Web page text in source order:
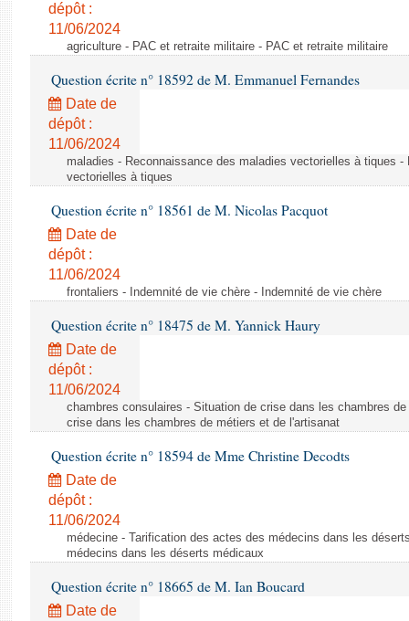
dépôt :
11/06/2024
agriculture - PAC et retraite militaire - PAC et retraite militaire
Question écrite n° 18592 de M. Emmanuel Fernandes
Date de
dépôt :
11/06/2024
maladies - Reconnaissance des maladies vectorielles à tiques
vectorielles à tiques
Question écrite n° 18561 de M. Nicolas Pacquot
Date de
dépôt :
11/06/2024
frontaliers - Indemnité de vie chère - Indemnité de vie chère
Question écrite n° 18475 de M. Yannick Haury
Date de
dépôt :
11/06/2024
chambres consulaires - Situation de crise dans les chambres
crise dans les chambres de métiers et de l'artisanat
Question écrite n° 18594 de Mme Christine Decodts
Date de
dépôt :
11/06/2024
médecine - Tarification des actes des médecins dans les
médecins dans les déserts médicaux
Question écrite n° 18665 de M. Ian Boucard
Date de